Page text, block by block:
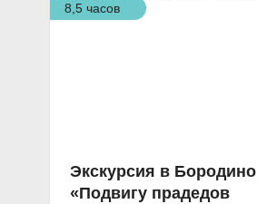
8,5 часов
Экскурсия в Бородино
«Подвигу прадедов